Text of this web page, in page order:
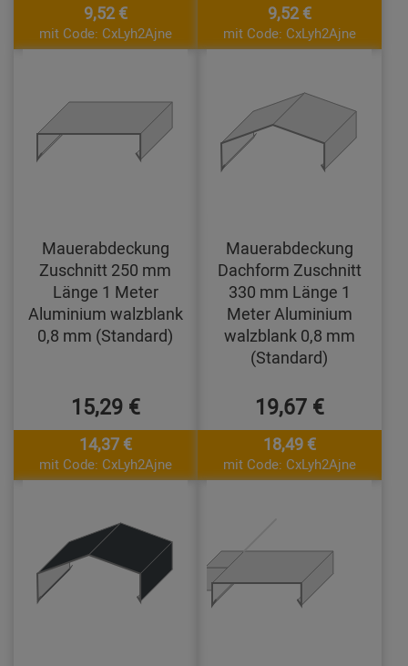
9,52 €
mit Code: CxLyh2Ajne
9,52 €
mit Code: CxLyh2Ajne
Mauerabdeckung
Zuschnitt 250 mm
Länge 1 Meter
Aluminium walzblank
0,8 mm (Standard)
15,29 €
14,37 €
mit Code: CxLyh2Ajne
Mauerabdeckung
Dachform Zuschnitt
330 mm Länge 1
Meter Aluminium
walzblank 0,8 mm
(Standard)
19,67 €
18,49 €
mit Code: CxLyh2Ajne